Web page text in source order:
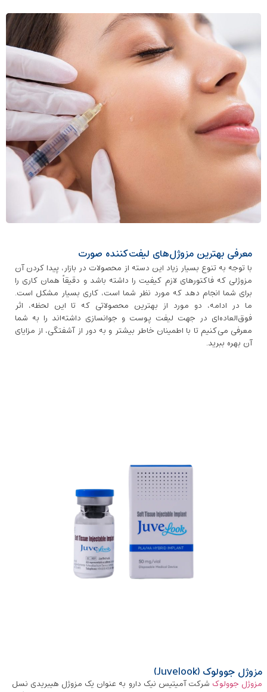
معرفی بهترین مزوژل‌های لیفت‌کننده صورت
با توجه به تنوع بسیار زیاد این دسته از محصولات در بازار، پیدا کردن آن
مزوژلی که فاکتورهای لازم کیفیت را داشته باشد و دقیقاً همان کاری را
برای شما انجام دهد که مورد نظر شما است، کاری بسیار مشکل است.
ما در ادامه، دو مورد از بهترین محصولاتی که تا این لحظه، اثر
فوق‌العاده‌ای در جهت لیفت پوست و جوانسازی داشته‌اند را به شما
معرفی می‌کنیم تا با اطمینان خاطر بیشتر و به دور از آشفتگی، از مزایای
آن بهره ببرید.
مزوژل جوولوک (Juvelook)
مزوژل جوولوک شرکت آمیتیس نیک دارو به ‌عنوان یک مزوژل هیبریدی نسل